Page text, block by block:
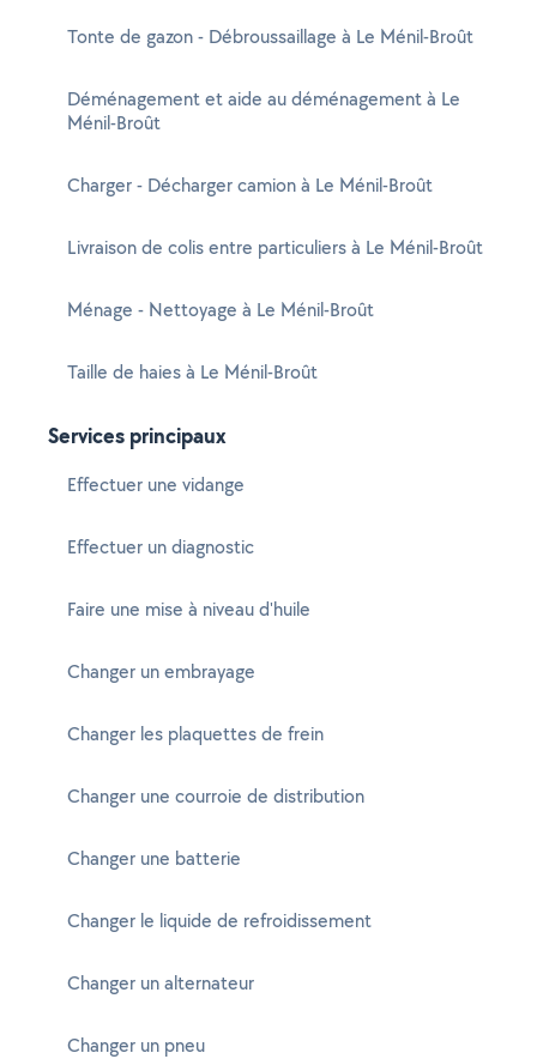
Tonte de gazon - Débroussaillage à Le Ménil-Broût
Déménagement et aide au déménagement à Le
Ménil-Broût
Charger - Décharger camion à Le Ménil-Broût
Livraison de colis entre particuliers à Le Ménil-Broût
Ménage - Nettoyage à Le Ménil-Broût
Taille de haies à Le Ménil-Broût
Services principaux
Effectuer une vidange
Effectuer un diagnostic
Faire une mise à niveau d'huile
Changer un embrayage
Changer les plaquettes de frein
Changer une courroie de distribution
Changer une batterie
Changer le liquide de refroidissement
Changer un alternateur
Changer un pneu